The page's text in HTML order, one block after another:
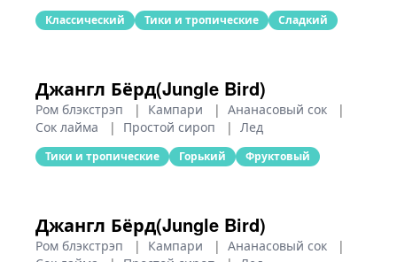
Классический Тики и тропические Сладкий
Джангл Бёрд(Jungle Bird)
Ром блэкстрэп | Кампари | Ананасовый сок
|
Сок лайма
| Простой сироп | Лед
Тики и тропические Горький Фруктовый
Джангл Бёрд(Jungle Bird)
Ром блэкстрэп | Кампари | Ананасовый сок
|